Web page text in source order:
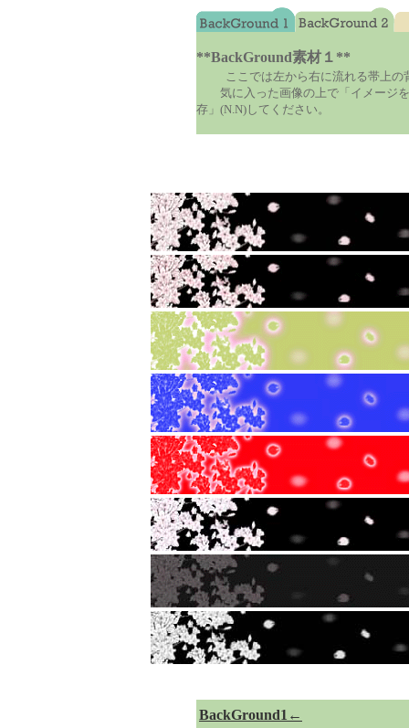
**BackGround素材１**
ここでは左から右に流れる帯上の
気に入った画像の上で「イメージを
存」(N.N)してください。
BackGround1←